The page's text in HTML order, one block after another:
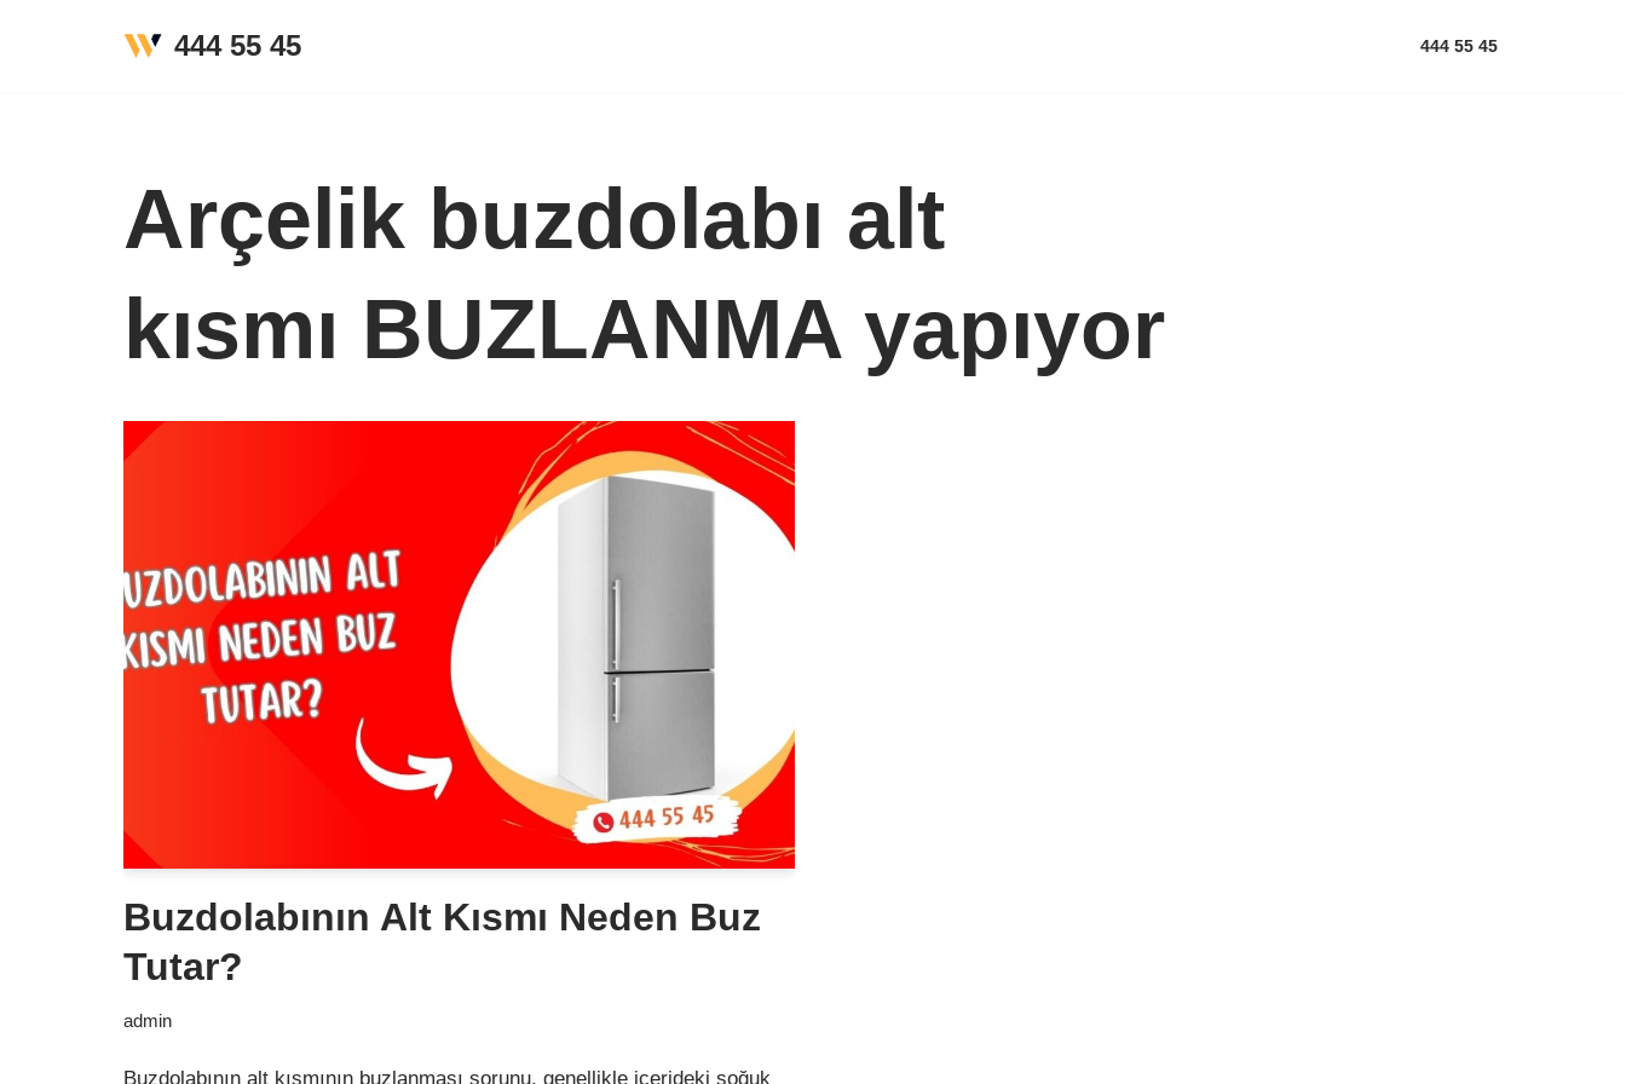
444 55 45 444 55 45
Arçelik buzdolabı alt
kısmı BUZLANMA yapıyor
Buzdolabının Alt Kısmı Neden Buz
Tutar?
admin
Buzdolabının alt kısmının buzlanması sorunu, genellikle içerideki soğuk